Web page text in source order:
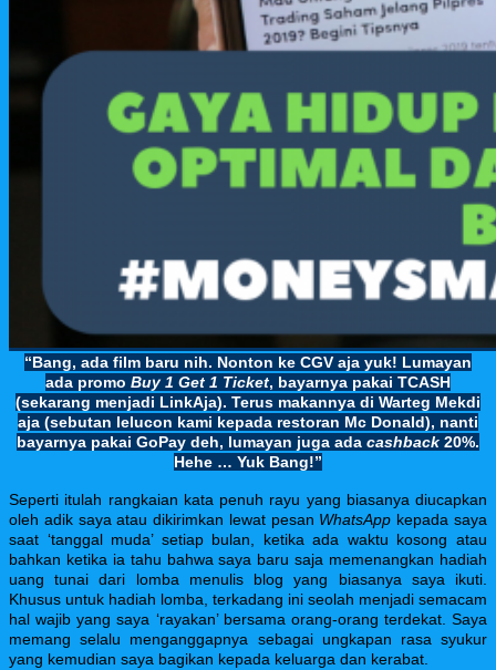
“Bang, ada film baru nih. Nonton ke CGV aja yuk! Lumayan
ada promo Buy 1 Get 1 Ticket, bayarnya pakai TCASH
(sekarang menjadi LinkAja). Terus makannya di Warteg Mekdi
aja (sebutan lelucon kami kepada restoran Mc Donald), nanti
bayarnya pakai GoPay deh, lumayan juga ada cashback 20%.
Hehe … Yuk Bang!”
Seperti itulah rangkaian kata penuh rayu yang biasanya diucapkan
oleh adik saya atau dikirimkan lewat pesan WhatsApp kepada saya
saat ‘tanggal muda’ setiap bulan, ketika ada waktu kosong atau
bahkan ketika ia tahu bahwa saya baru saja memenangkan hadiah
uang tunai dari lomba menulis blog yang biasanya saya ikuti.
Khusus untuk hadiah lomba, terkadang ini seolah menjadi semacam
hal wajib yang saya ‘rayakan’ bersama orang-orang terdekat. Saya
memang selalu menganggapnya sebagai ungkapan rasa syukur
yang kemudian saya bagikan kepada keluarga dan kerabat.